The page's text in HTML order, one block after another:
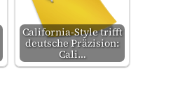
California-Style trifft
deutsche Präzision:
Cali…